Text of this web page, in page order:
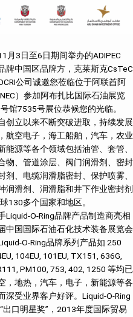
月3日至6日期间举办的ADIPEC
牌中国区品牌方，克莱斯克CsTeC
公司诚邀您莅临位于阿联酋阿
）参加阿布扎比国际石油展览
馆7535号展位恭候您的光临。
创立以来不断突破进取，持续发展
航空电子，海工船舶，汽车，农业
源等各个领域包括油管、套管、
物、管道涂层、阀门润滑剂、密封
、电缆润滑脂密封、保护喷雾、
润滑剂、润滑脂和井下作业密封剂
130多个国家和地区。
O-Ring品牌产品制造商亮相
中国国际石油石化技术装备展览会
O-Ring品牌系列产品如 250
104EU, 101EU, TX151, 636G,
PM100, 753, 402, 1250 等均已
，地热，汽车，电子，新能源等各
受业界客户好评。Liquid-O-Ring
口明星奖”，2013年度国际贸易